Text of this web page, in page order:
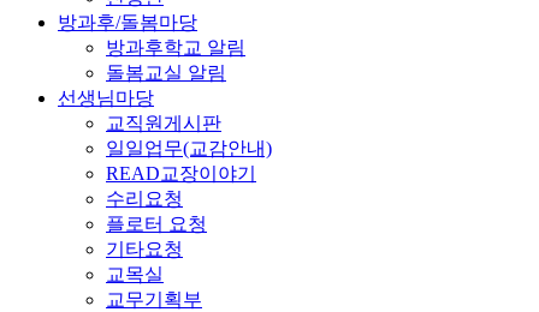
방과후/돌봄마당
방과후학교 알림
돌봄교실 알림
선생님마당
교직원게시판
일일업무(교감안내)
READ교장이야기
수리요청
플로터 요청
기타요청
교목실
교무기획부